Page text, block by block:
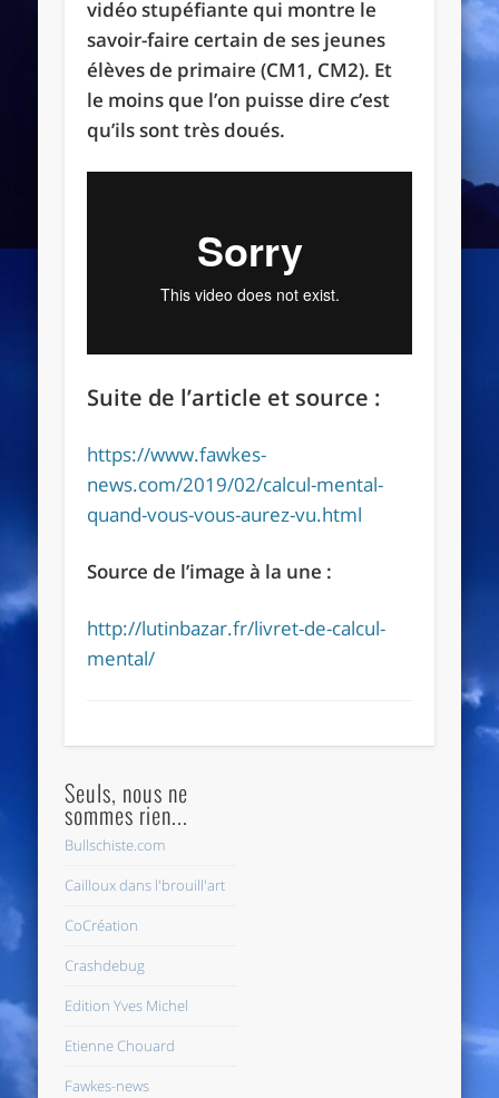
vidéo stupéfiante qui montre le
savoir-faire certain de ses jeunes
élèves de primaire (CM1, CM2). Et
le moins que l’on puisse dire c’est
qu’ils sont très doués.
Suite de l’article et source :
https://www.fawkes-
news.com/2019/02/calcul-mental-
quand-vous-vous-aurez-vu.html
Source de l’image à la une :
http://lutinbazar.fr/livret-de-calcul-
mental/
Seuls, nous ne
sommes rien...
Bullschiste.com
Cailloux dans l'brouill'art
CoCréation
Crashdebug
Edition Yves Michel
Etienne Chouard
Fawkes-news